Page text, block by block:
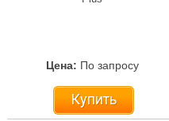
Цена: По запросу
Купить